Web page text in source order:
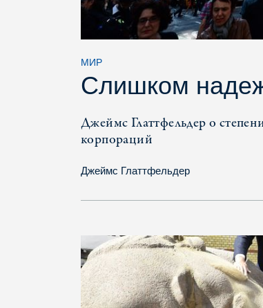
МИР
Слишком
Джеймс Глаттфельдер о
корпораций
Джеймс Глаттфельдер